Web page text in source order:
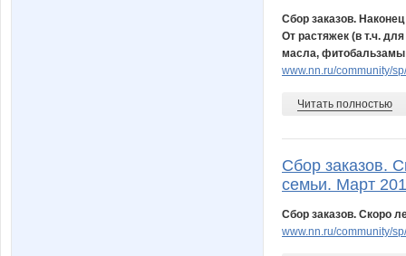
Сбор заказов.
От растяжек (в т.ч.
масла, фитобальзамы
www.nn.ru/community/
Читать полностью
Сбор заказов.
семьи. Март
Сбор заказов. Скоро
www.nn.ru/community/